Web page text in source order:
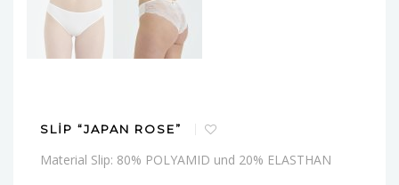
SLIP “JAPAN ROSE”
Material Slip: 80% POLYAMID und 20% ELASTHAN